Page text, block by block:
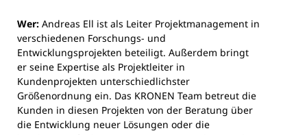
Wer: Andreas Ell ist als Leiter Projektmanagement in
verschiedenen Forschungs- und
Entwicklungsprojekten beteiligt. Außerdem bringt
er seine Expertise als Projektleiter in
Kundenprojekten unterschiedlichster
Größenordnung ein. Das KRONEN Team betreut die
Kunden in diesen Projekten von der Beratung über
die Entwicklung neuer Lösungen oder die